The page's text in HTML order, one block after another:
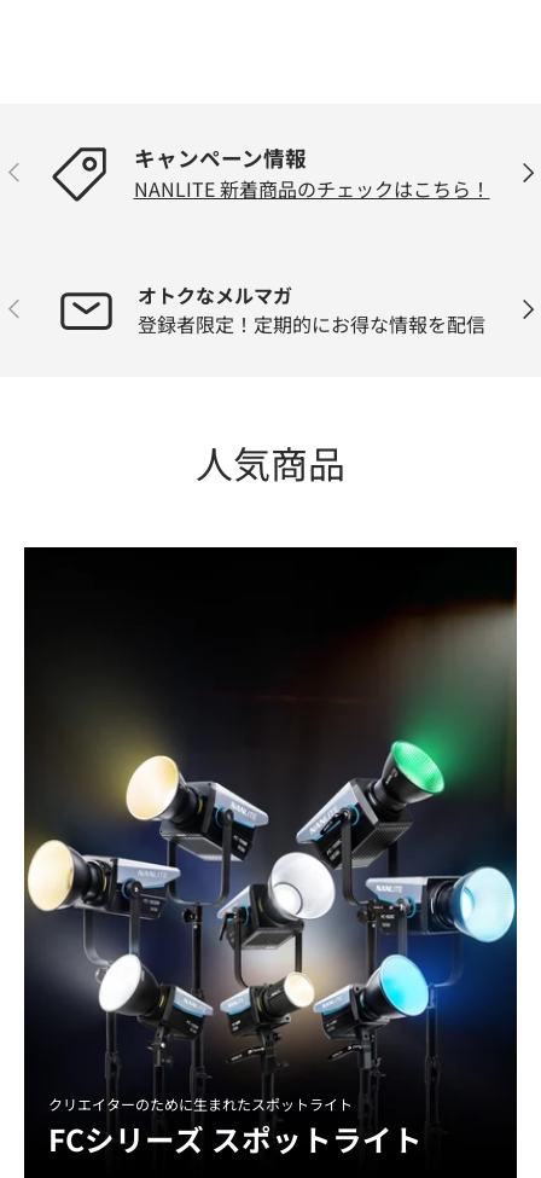
前 次
キャンペーン情報
NANLITE 新着商品のチェックはこちら！
前 次
オトクなメルマガ
登録者限定！定期的にお得な情報を配信
人気商品
クリエイターのために生まれたスポットライト
FCシリーズ スポットライト